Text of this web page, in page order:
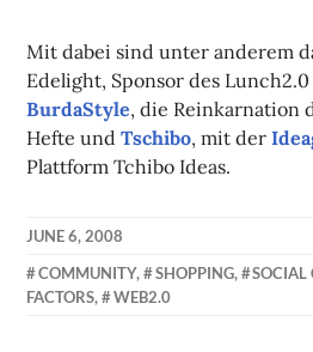
Mit dabei sind unter anderem
Edelight, Sponsor des
BurdaStyle, die Reinkarnation
Hefte undTschibo, mit der
Plattform Tchibo Ideas.
JUNE 6, 2008
KAI
NEHM
COMMUNITY, SHOPPING, SOCIAL
FACTORS, WEB2.0